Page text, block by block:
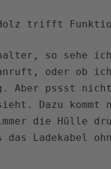
trifft
so sehe
oder ob
Aber pssst
Dazu
die Hülle
Ladekabel